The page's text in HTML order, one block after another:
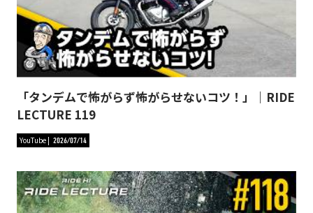
「タンデムで怖がらず怖がらせないコツ！」｜RIDE
LECTURE 119
YouTube 2026/07/14